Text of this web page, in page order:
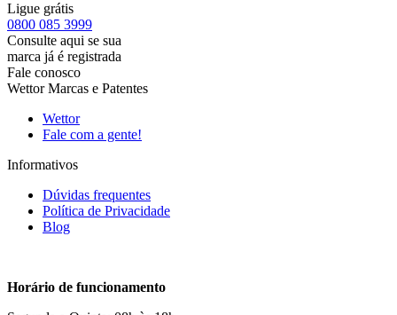
Ligue grátis
0800 085 3999
Consulte aqui se sua
marca já é registrada
Fale conosco
Wettor Marcas e Patentes
Wettor
Fale com a gente!
Informativos
Dúvidas frequentes
Política de Privacidade
Blog
Horário de funcionamento